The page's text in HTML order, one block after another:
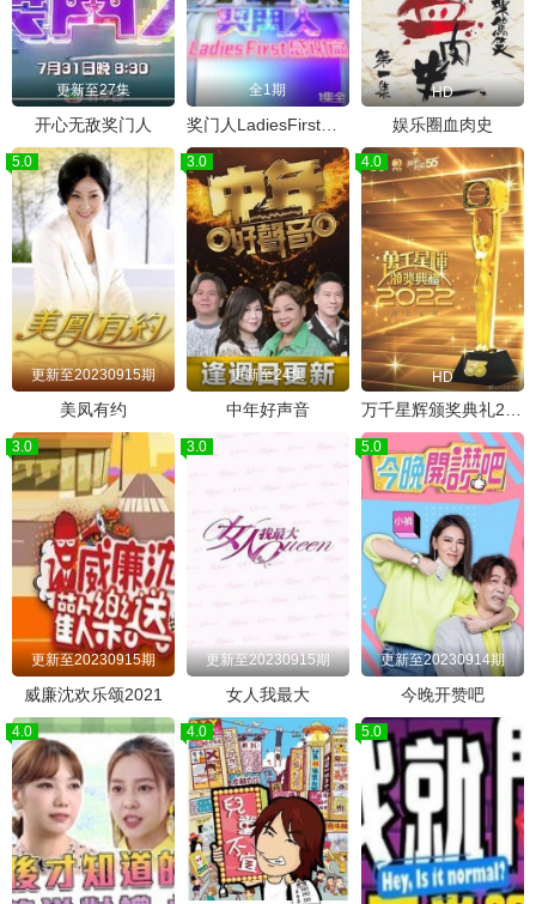
更新至27集
开心无敌奖门人
全1期
奖门人LadiesFirst感谢篇
HD
娱乐圈血肉史
5.0
更新至20230915期
美凤有约
3.0
更新至24集
中年好声音
4.0
HD
3.0
更新至20230915期
威廉沈欢乐颂2021
3.0
更新至20230915期
女人我最大
5.0
更新至20230914期
今晚开赞吧
4.0 4.0 5.0